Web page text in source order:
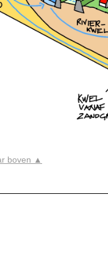
boven ▲